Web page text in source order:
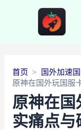
首页
国外加速
原神在国外玩国服
原神在国
实痛点与